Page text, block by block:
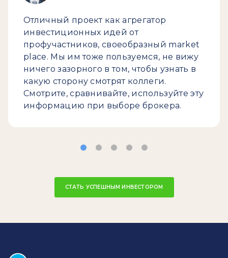
Отличный проект как агрегатор
инвестиционных идей от
профучастников, своеобразный market
place. Мы им тоже пользуемся, не вижу
ничего зазорного в том, чтобы узнать в
какую сторону смотрят коллеги.
Смотрите, сравнивайте, используйте эту
информацию при выборе брокера.
СТАТЬ УСПЕШНЫМ ИНВЕСТОРОМ